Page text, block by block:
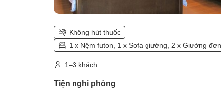
Không hút thuốc
1 x Nệm futon, 1 x Sofa giường, 2 x Giường đơn
1–3 khách
Tiện nghi phòng